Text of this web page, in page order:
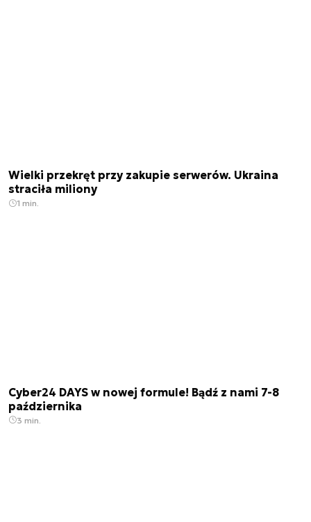
Wielki przekręt przy zakupie serwerów. Ukraina
straciła miliony
1 min.
Cyber24 DAYS w nowej formule! Bądź z nami 7-8
października
3 min.